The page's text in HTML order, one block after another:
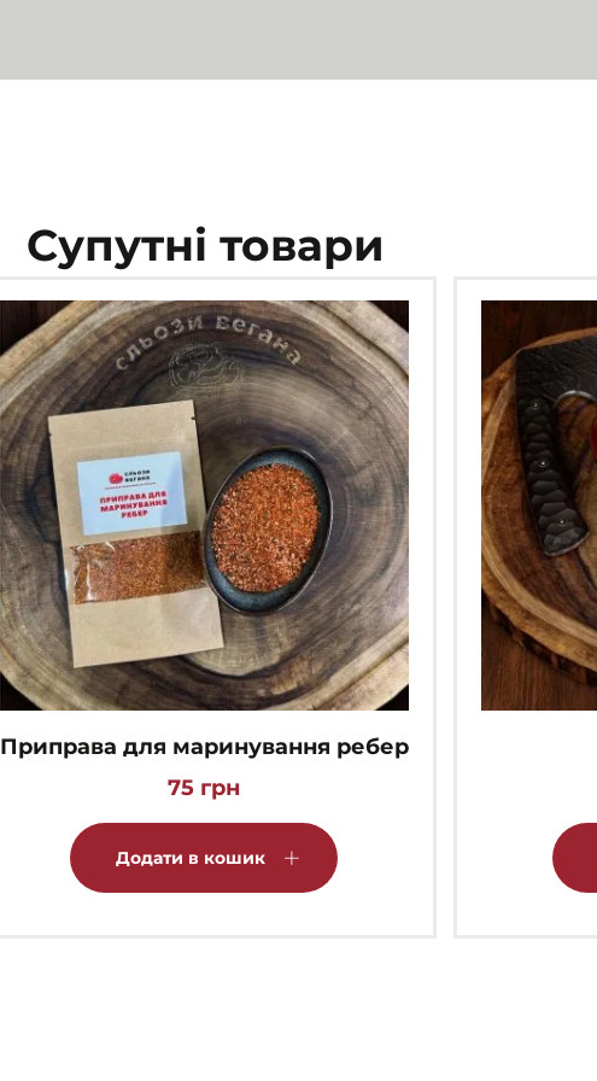
Супутні товари
Приправа для маринування ребер
75 грн
Додати в кошик